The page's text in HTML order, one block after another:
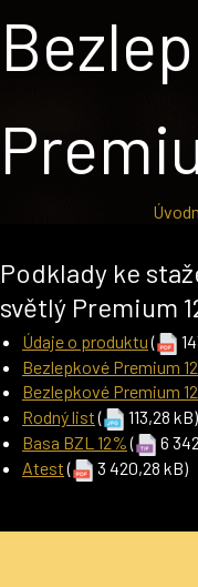
Podklady ke
světlý Premium
Údaje o produktu(
Bezlepkové Premium
Bezlepkové Premium
Rodný list(
113,28 kB)
Basa BZL 12%(
6
Atest( 3 420,28 kB)